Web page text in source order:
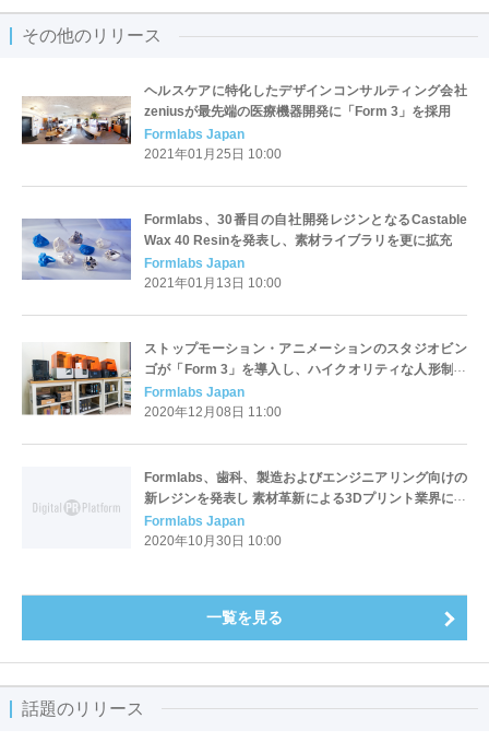
その他のリリース
ヘルスケアに特化したデザインコンサルティング会社
zeniusが最先端の医療機器開発に「Form 3」を採用
Formlabs Japan
2021年01月25日 10:00
Formlabs、30番目の自社開発レジンとなるCastable
Wax 40 Resinを発表し、素材ライブラリを更に拡充
Formlabs Japan
2021年01月13日 10:00
ストップモーション・アニメーションのスタジオビン
ゴが「Form 3」を導入し、ハイクオリティな人形制作
のデジタル化を加速
Formlabs Japan
2020年12月08日 11:00
Formlabs、歯科、製造およびエンジニアリング向けの
新レジンを発表し 素材革新による3Dプリント業界にお
ける優位性を拡張
Formlabs Japan
2020年10月30日 10:00
一覧を見る
話題のリリース